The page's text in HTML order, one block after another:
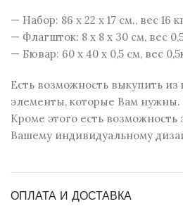
— Набор: 86 x 22 x 17 см., вес 16
— Флагшток: 8 х 8 х 30 см, вес
— Бювар: 60 х 40 х 0,5 см, вес
Есть возможность выкупить из
элементы, которые Вам
Кроме этого есть возможность
Вашему индивидуальному
ОПЛАТА И ДОСТАВКА